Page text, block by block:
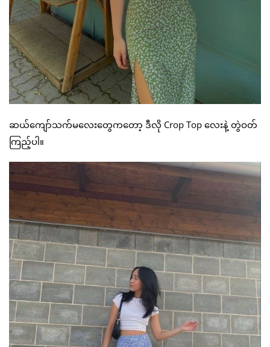
ဆယ်ကျော်သက်မလေးတွေကတော့ ဒီလို Crop Top လေးနဲ့ တွဲဝတ်
ကြည့်ပါ။